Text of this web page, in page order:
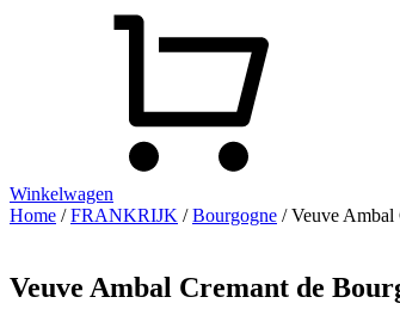
Winkelwagen
Home /FRANKRIJK /Bourgogne / Veuve Ambal
Veuve Ambal Cremant de